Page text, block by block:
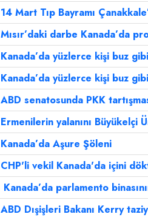
14 Mart Tıp Bayramı
Mısır’daki darbe Kanada’da
Kanada’da yüzlerce kişi buz
Kanada’da yüzlerce kişi buz
ABD senatosunda PKK
Ermenilerin yalanını Büyükelçi
Kanada’da Aşure Şöleni
CHP'li vekil Kanada'da içini
Kanada’da parlamento
ABD Dışişleri Bakanı Kerry